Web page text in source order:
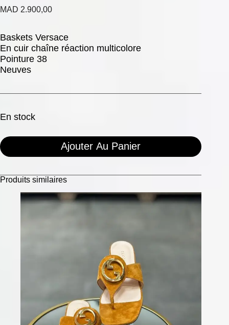
MAD 2.900,00
Baskets Versace
En cuir chaîne réaction multicolore
Pointure 38
Neuves
En stock
Ajouter Au Panier
Produits similaires